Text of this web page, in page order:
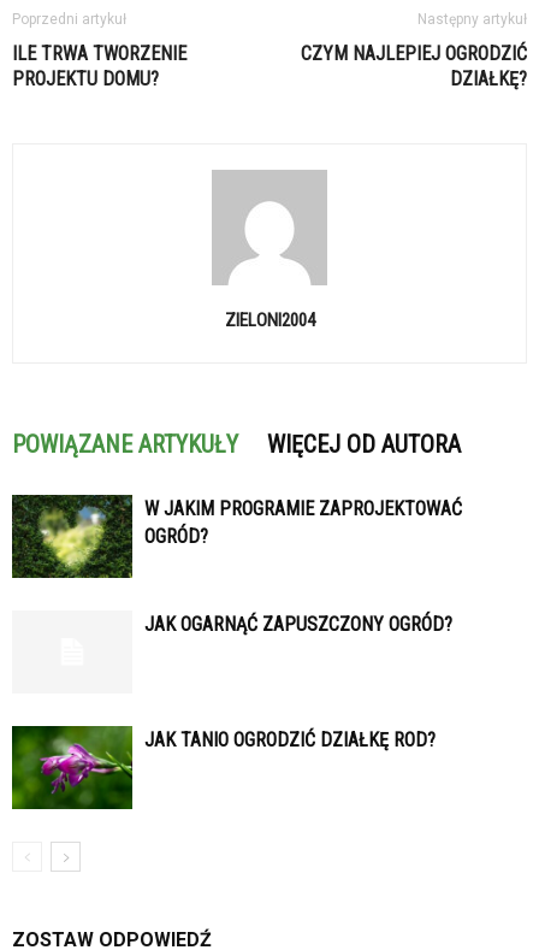
Poprzedni artykuł
ILE TRWA TWORZENIE
PROJEKTU DOMU?
Następny artykuł
CZYM NAJLEPIEJ OGRODZIĆ
DZIAŁKĘ?
ZIELONI2004
POWIĄZANE ARTYKUŁY WIĘCEJ OD AUTORA
W JAKIM PROGRAMIE ZAPROJEKTOWAĆ
OGRÓD?
JAK OGARNĄĆ ZAPUSZCZONY OGRÓD?
JAK TANIO OGRODZIĆ DZIAŁKĘ ROD?
ZOSTAW ODPOWIEDŹ